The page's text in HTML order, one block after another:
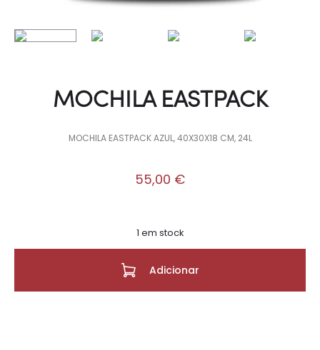
MOCHILA EASTPACK
MOCHILA EASTPACK AZUL, 40X30X18 CM, 24L
55,00 €
1 em stock
Adicionar